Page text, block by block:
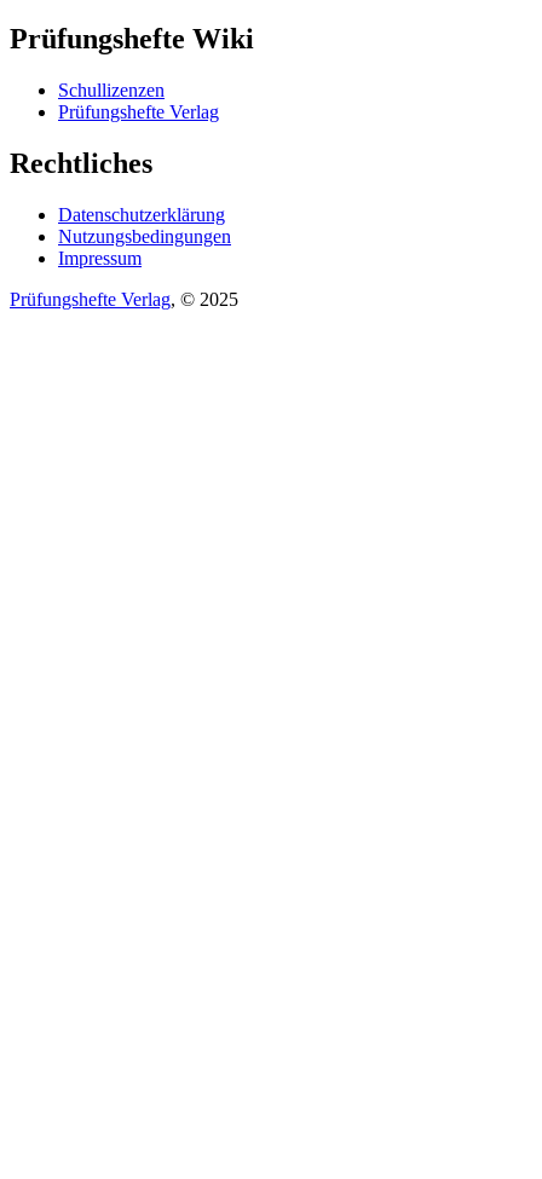
Prüfungshefte Wiki
Schullizenzen
Prüfungshefte Verlag
Rechtliches
Datenschutzerklärung
Nutzungsbedingungen
Impressum
Prüfungshefte Verlag, © 2025